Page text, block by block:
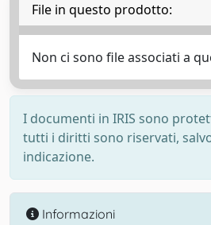
File in questo prodotto:
Non ci sono file associati a
I documenti in IRIS sono
tutti i diritti sono riservati,
indicazione.
Informazioni